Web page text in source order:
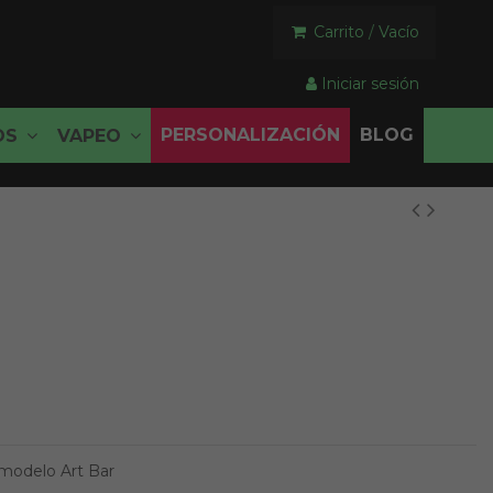
Carrito / Vacío
Iniciar sesión
VAPEO PERSONALIZACIÓN BLOG
Art Bar